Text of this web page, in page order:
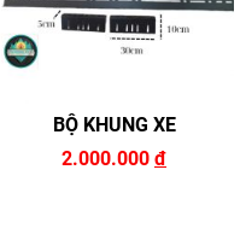
BỘ KHUNG XE
2.000.000 đ